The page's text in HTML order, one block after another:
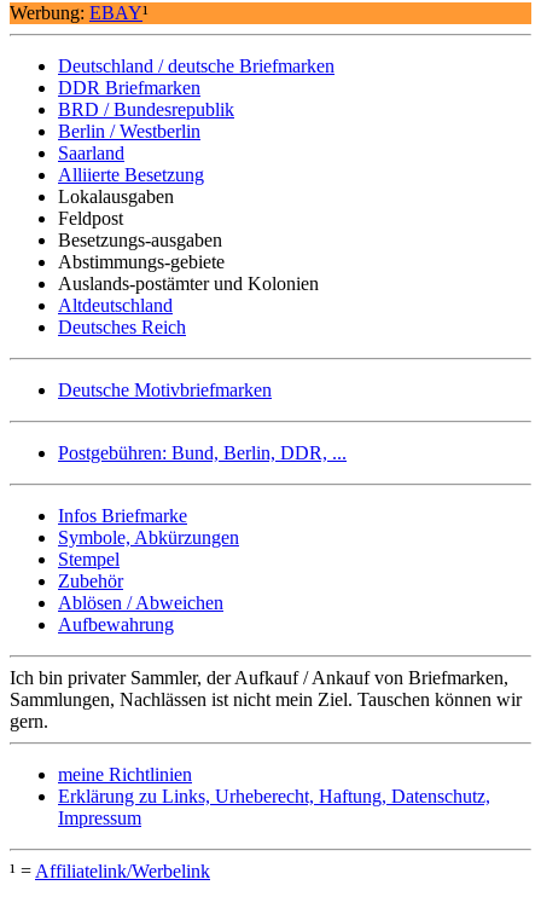
Werbung: EBAY¹
Deutschland / deutsche Briefmarken
DDR Briefmarken
BRD / Bundesrepublik
Berlin / Westberlin
Saarland
Alliierte Besetzung
Lokalausgaben
Feldpost
Besetzungs-ausgaben
Abstimmungs-gebiete
Auslands-postämter und Kolonien
Altdeutschland
Deutsches Reich
Deutsche Motivbriefmarken
Postgebühren: Bund, Berlin, DDR, ...
Infos Briefmarke
Symbole, Abkürzungen
Stempel
Zubehör
Ablösen / Abweichen
Aufbewahrung
Ich bin privater Sammler, der Aufkauf / Ankauf von Briefmarken,
Sammlungen, Nachlässen ist nicht mein Ziel. Tauschen können wir
gern.
meine Richtlinien
Erklärung zu Links, Urheberecht, Haftung, Datenschutz,
Impressum
¹ = Affiliatelink/Werbelink